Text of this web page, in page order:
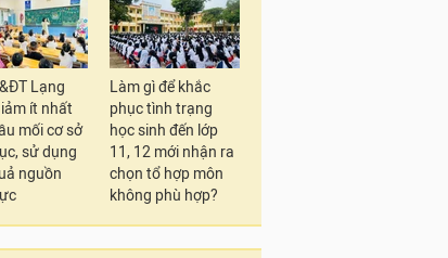
Lạng
ít nhất
mối cơ sở
sử dụng
nguồn
Làm gì để khắc
phục tình trạng
học sinh đến lớp
11, 12 mới nhận ra
chọn tổ hợp môn
không phù hợp?